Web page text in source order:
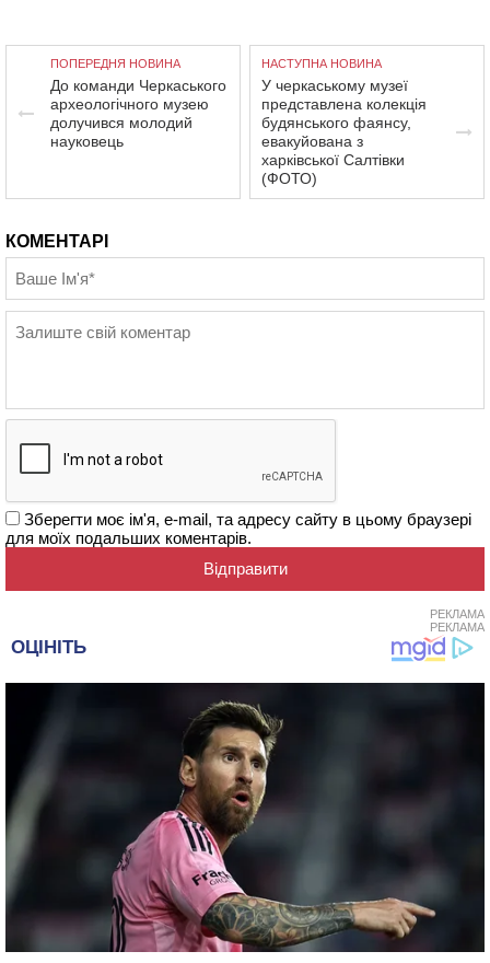
ПОПЕРЕДНЯ НОВИНА
До команди Черкаського
археологічного музею
долучився молодий
науковець
НАСТУПНА НОВИНА
У черкаському музеї
представлена колекція
будянського фаянсу,
евакуйована з
харківської Салтівки
(ФОТО)
КОМЕНТАРІ
Зберегти моє ім'я, e-mail, та адресу сайту в цьому браузері
для моїх подальших коментарів.
РЕКЛАМА
РЕКЛАМА